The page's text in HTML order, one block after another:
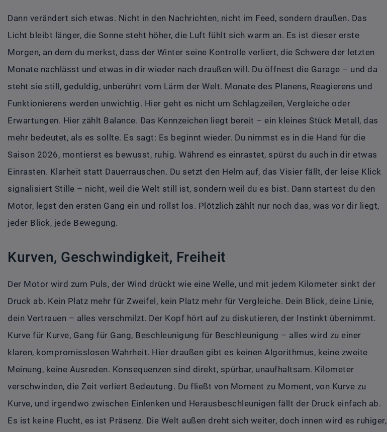
Dann verändert sich etwas. Nicht in den Nachrichten, nicht im Feed, sondern draußen. Das
Licht bleibt länger, die Sonne steht höher, die Luft fühlt sich warm an. Es ist dieser erste
Morgen, an dem du merkst, dass der Winter seine Kontrolle verliert, die Schwere der letzten
Monate nachlässt und etwas in dir wieder nach draußen will. Du öffnest die Garage – und da
steht sie still, geduldig, unberührt vom Lärm der Welt. Monate des Planens, Reagierens und
Funktionierens werden unwichtig. Hier geht es nicht um Schlagzeilen, Vergleiche oder
Erwartungen. Hier zählt Balance. Das Kennzeichen liegt bereit – ein kleines Stück Metall, das
mehr bedeutet, als es sollte. Es sagt: Es beginnt wieder. Du nimmst es in die Hand für die
Saison 2026, montierst es bewusst, ruhig. Während es einrastet, spürst du auch in dir etwas
Einrasten. Klarheit statt Dauerrauschen. Du setzt den Helm auf, das Visier fällt, der leise Klick
signalisiert Stille – nicht, weil die Welt still ist, sondern weil du es bist. Dann startest du den
Motor, legst den ersten Gang ein und rollst los. Plötzlich zählt nur noch das, was vor dir liegt,
jeder Blick, jede Bewegung.
Kurven, Geschwindigkeit, Freiheit
Der Motor wird zum Puls, der Wind drückt wie eine Welle, und mit jedem Kilometer sinkt der
Druck ab. Kein Platz mehr für Zweifel, kein Platz mehr für Vergleiche. Dein Blick, deine Linie,
dein Vertrauen – alles verschmilzt. Der Kopf hört auf zu diskutieren, der Instinkt übernimmt.
Kurve für Kurve, Gang für Gang, Beschleunigung für Beschleunigung – alles wird zu einer
klaren, kompromisslosen Wahrheit. Hier draußen gibt es keinen Algorithmus, keine zweite
Meinung, keine Ausreden. Konsequenzen sind direkt, spürbar, unaufhaltsam. Kilometer
verschwinden, die Zeit verliert Bedeutung. Du fließt von Moment zu Moment, von Kurve zu
Kurve, und irgendwo zwischen Einlenken und Herausbeschleunigen fällt der Druck einfach ab.
Es ist keine Flucht, es ist Präsenz. Die Welt außen dreht sich weiter, doch innen wird es ruhiger,